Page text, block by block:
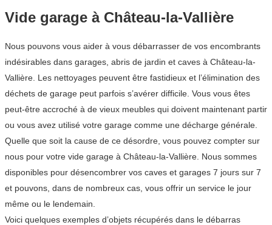
Vide garage à Château-la-Vallière
Nous pouvons vous aider à vous débarrasser de vos encombrants
indésirables dans garages, abris de jardin et caves à Château-la-
Vallière. Les nettoyages peuvent être fastidieux et l’élimination des
déchets de garage peut parfois s’avérer difficile. Vous vous êtes
peut-être accroché à de vieux meubles qui doivent maintenant partir
ou vous avez utilisé votre garage comme une décharge générale.
Quelle que soit la cause de ce désordre, vous pouvez compter sur
nous pour votre vide garage à Château-la-Vallière. Nous sommes
disponibles pour désencombrer vos caves et garages 7 jours sur 7
et pouvons, dans de nombreux cas, vous offrir un service le jour
même ou le lendemain.
Voici quelques exemples d’objets récupérés dans le débarras